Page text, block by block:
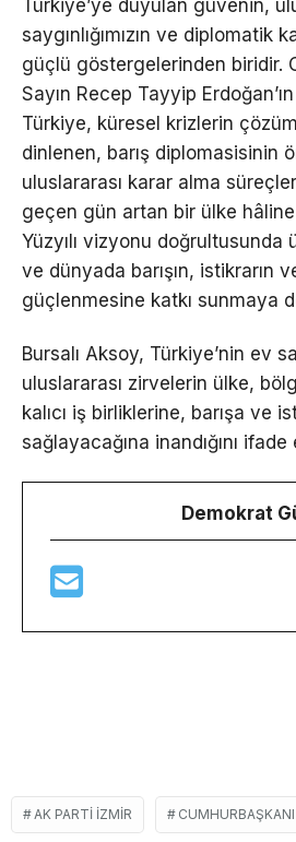
Türkiye’ye duyulan güvenin,
saygınlığımızın ve diplomatik
güçlü göstergelerinden biridir.
Sayın Recep Tayyip
Türkiye, küresel krizlerin
dinlenen, barış diplomasisinin
uluslararası karar alma
geçen gün artan bir ülke
Yüzyılı vizyonu doğrultusunda
ve dünyada barışın, istikrarın
güçlenmesine katkı sunmaya
Bursalı Aksoy, Türkiye’nin ev
uluslararası zirvelerin ülke,
kalıcı iş birliklerine, barışa ve
sağlayacağına inandığını ifade
Demokrat
AK PARTI İZMIR